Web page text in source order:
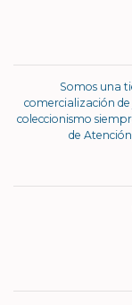
Somos una
comercialización
coleccionismo
de